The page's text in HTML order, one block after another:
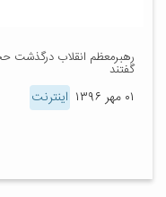
رهبرمعظم انقلاب درگذشت
گفتند
۰۱ مهر ۱۳۹۶ اینترنت